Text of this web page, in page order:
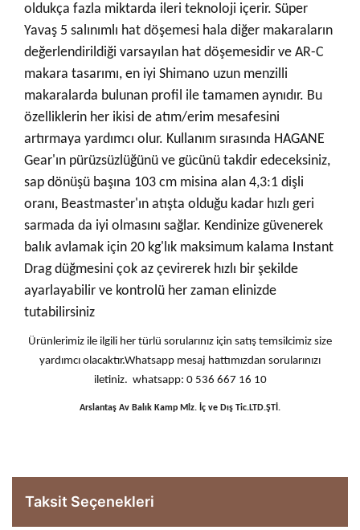
oldukça fazla miktarda ileri teknoloji içerir. Süper
Yavaş 5 salınımlı hat döşemesi hala diğer makaraların
değerlendirildiği varsayılan hat döşemesidir ve AR-C
makara tasarımı, en iyi Shimano uzun menzilli
makaralarda bulunan profil ile tamamen aynıdır. Bu
özelliklerin her ikisi de atım/erim mesafesini
artırmaya yardımcı olur. Kullanım sırasında HAGANE
Gear'ın pürüzsüzlüğünü ve gücünü takdir edeceksiniz,
sap dönüşü başına 103 cm misina alan 4,3:1 dişli
oranı, Beastmaster'ın atışta olduğu kadar hızlı geri
sarmada da iyi olmasını sağlar. Kendinize güvenerek
balık avlamak için 20 kg'lık maksimum kalama Instant
Drag düğmesini çok az çevirerek hızlı bir şekilde
ayarlayabilir ve kontrolü her zaman elinizde
tutabilirsiniz
Ürünlerimiz ile ilgili her türlü sorularınız için satış temsilcimiz size
yardımcı olacaktır.Whatsapp mesaj hattımızdan sorularınızı
iletiniz. whatsapp: 0 536 667 16 10
Arslantaş Av Balık Kamp Mlz. İç ve Dış Tic.LTD.ŞTİ.
Taksit Seçenekleri